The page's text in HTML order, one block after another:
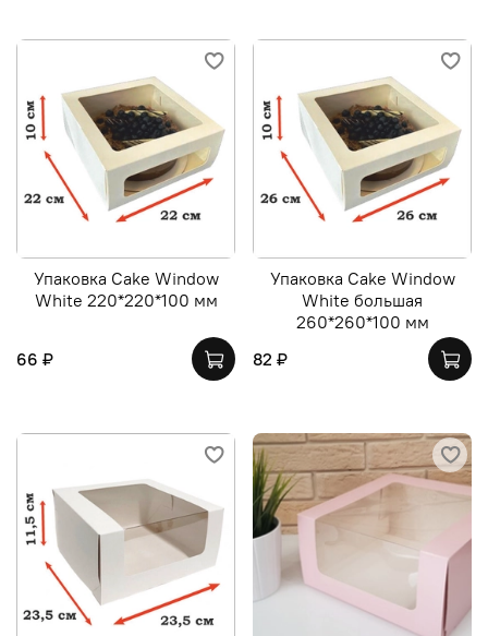
Упаковка Cake Window
White 220*220*100 мм
66 ₽
Упаковка Cake Window
White большая
260*260*100 мм
82 ₽